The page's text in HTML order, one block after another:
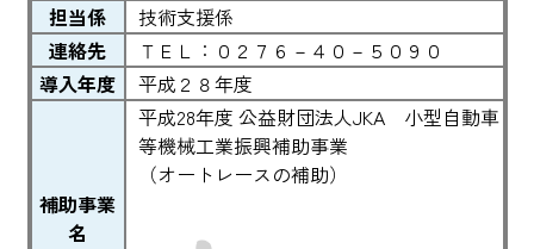
担当係
技術支援係
連絡先
ＴＥＬ：０２７６－４０－５０９０
導入年度
平成２８年度
補助事業
名
平成28年度 公益財団法人JKA 小型自動車
等機械工業振興補助事業
（オートレースの補助）